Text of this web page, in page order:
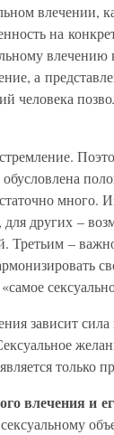
влечении,
на
влечению
а
много.
для других –
Третьим –
зависит
только
влечения и